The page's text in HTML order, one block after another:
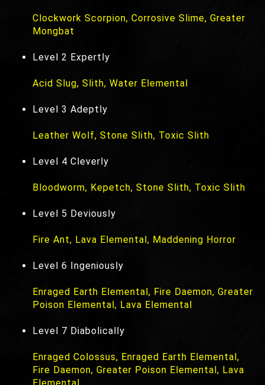
Clockwork Scorpion, Corrosive Slime, Greater
Mongbat
Level 2 Expertly
Acid Slug, Slith, Water Elemental
Level 3 Adeptly
Leather Wolf, Stone Slith, Toxic Slith
Level 4 Cleverly
Bloodworm, Kepetch, Stone Slith, Toxic Slith
Level 5 Deviously
Fire Ant, Lava Elemental, Maddening Horror
Level 6 Ingeniously
Enraged Earth Elemental, Fire Daemon, Greater
Poison Elemental, Lava Elemental
Level 7 Diabolically
Enraged Colossus, Enraged Earth Elemental,
Fire Daemon, Greater Poison Elemental, Lava